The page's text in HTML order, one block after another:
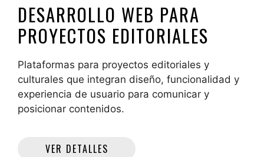
DESARROLLO WEB PARA
PROYECTOS EDITORIALES
Plataformas para proyectos editoriales y
culturales que integran diseño, funcionalidad y
experiencia de usuario para comunicar y
posicionar contenidos.
VER DETALLES